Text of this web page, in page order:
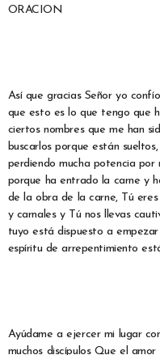
ORACION
Así que gracias Señor yo
que esto es lo que tengo que
ciertos nombres que me han
buscarlos porque están
perdiendo mucha potencia
porque ha entrado la carne y
de la obra de la carne, Tú
y carnales y Tú nos llevas
tuyo está dispuesto a
espíritu de arrepentimiento
Ayúdame a ejercer mi lugar
muchos discípulos Que el